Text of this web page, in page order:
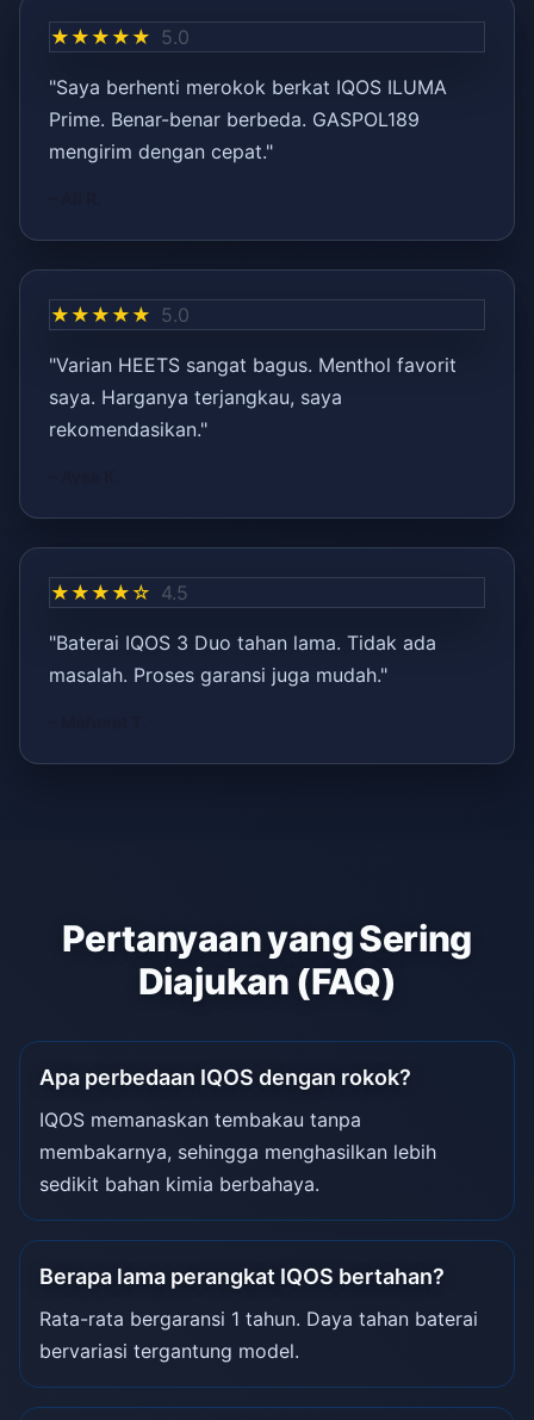
★★★★★ 5.0
"Saya berhenti merokok berkat IQOS ILUMA
Prime. Benar-benar berbeda. GASPOL189
mengirim dengan cepat."
★★★★★ 5.0
"Varian HEETS sangat bagus. Menthol favorit
saya. Harganya terjangkau, saya
rekomendasikan."
★★★★☆ 4.5
"Baterai IQOS 3 Duo tahan lama. Tidak ada
masalah. Proses garansi juga mudah."
Pertanyaan yang Sering
Diajukan (FAQ)
Apa perbedaan IQOS dengan rokok?
IQOS memanaskan tembakau tanpa
membakarnya, sehingga menghasilkan lebih
sedikit bahan kimia berbahaya.
Berapa lama perangkat IQOS bertahan?
Rata-rata bergaransi 1 tahun. Daya tahan baterai
bervariasi tergantung model.